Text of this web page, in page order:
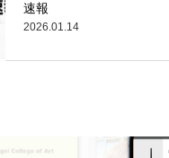
速報
2026.01.14